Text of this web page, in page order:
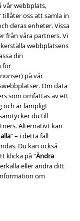
vår webbplats,
tillåter oss att samla in
deras enheter. Vissa
från våra partners. Vi
webbplatsens
din
för
på vår
Om data
som omfattas av ett
och är lämpligt
du till
Alternativt kan
” – i detta fall
Du kan också
klicka på “Ändra
eller ändra ditt
om
många fördelar!